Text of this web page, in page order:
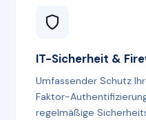
IT-Sicherheit &
Umfassender Schutz
Faktor-
regelmäßige